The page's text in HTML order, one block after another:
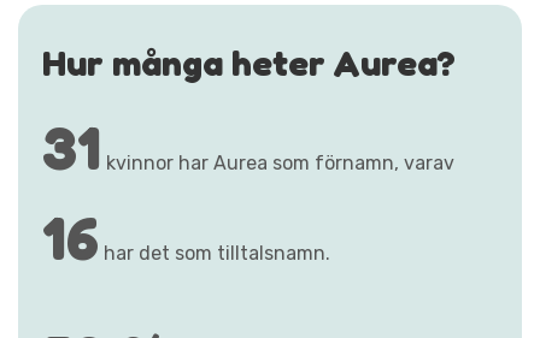
Hur många heter Aurea?
31 kvinnor har Aurea som förnamn, varav
16 har det som tilltalsnamn.